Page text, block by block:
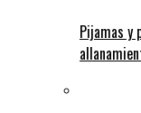
Pijamas y